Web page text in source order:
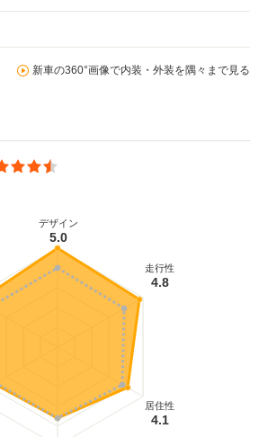
新車の360°画像で内装・外装を隅々まで見る
デザイン
5.0
走行性
4.8
居住性
4.1